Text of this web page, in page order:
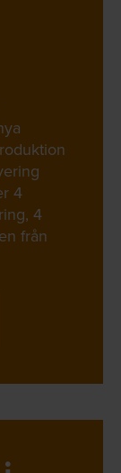
4
4
från